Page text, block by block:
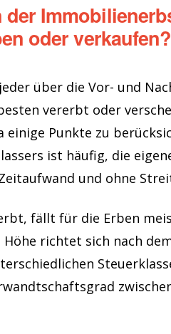
oder verkaufen?
über die Vor- und
vererbt oder
einige Punkte zu
ist häufig, die
und ohne
fällt für die Erben
Höhe richtet sich nach